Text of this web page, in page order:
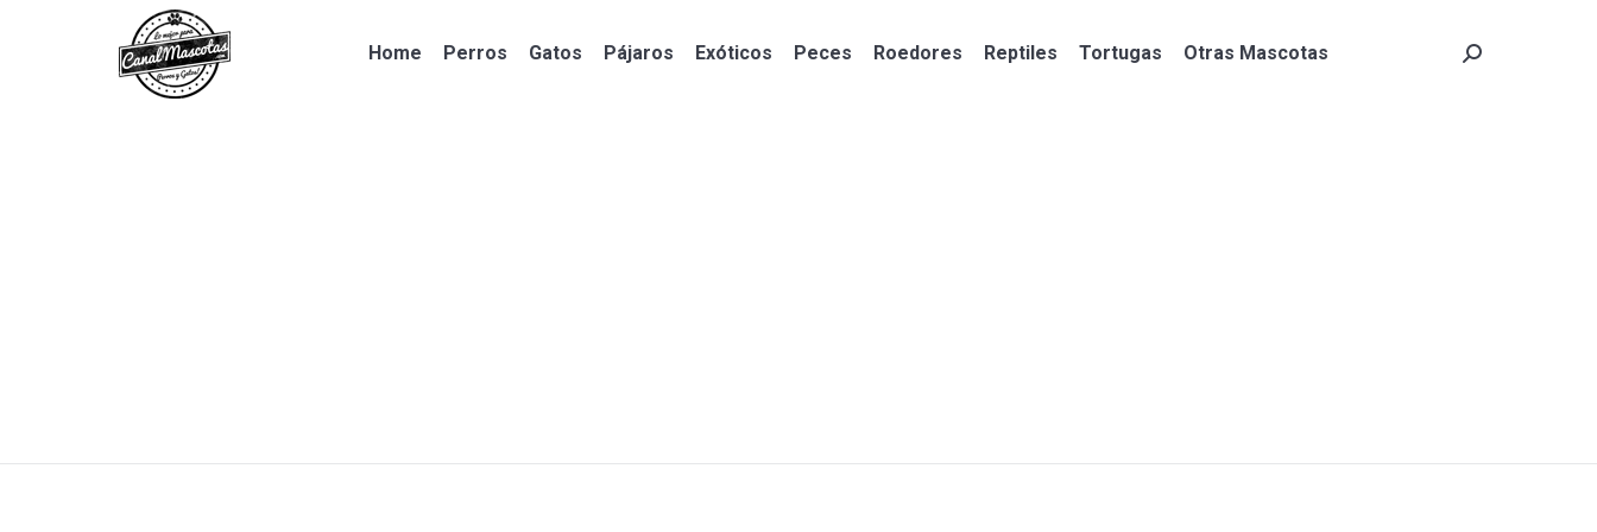
Home Perros Gatos Pájaros Exóticos Peces Roedores Reptiles Tortugas Otras Mascotas Search:
Home Perros Gatos Pájaros Exóticos Peces Roedores Reptiles Tortugas Otras Mascotas Search: